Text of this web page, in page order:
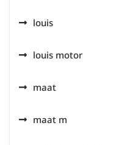
louis
louis motor
maat
maat m